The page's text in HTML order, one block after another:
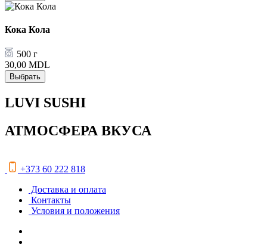
Кока Кола
500 г
30,00 MDL
Выбрать
LUVI SUSHI
АТМОСФЕРА ВКУСА
+373 60 222 818
Доставка и оплата
Контакты
Условия и положения